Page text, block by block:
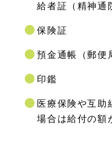
給者証（精神通
保険証
預金通帳（郵便
印鑑
医療保険や互助
場合は給付の額